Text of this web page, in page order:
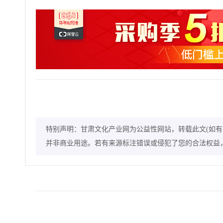
特别声明：甘肃文化产业网为公益性网站，转载此文(如
并非商业用途。若有来源标注错误或侵犯了您的合法权